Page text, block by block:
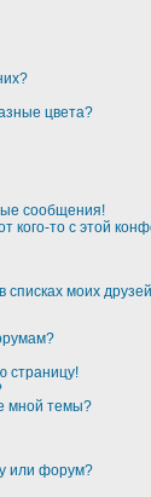
цвета?
сообщения!
кого-то с этой
списках моих
страницу!
мной темы?
или форум?